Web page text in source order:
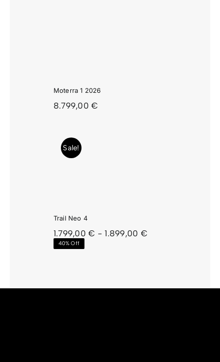
Moterra 1 2026
8.799,00€
Sale!
Trail Neo 4
1.799,00€ - 1.899,00 €Rango
1.899,00 €
40% Off